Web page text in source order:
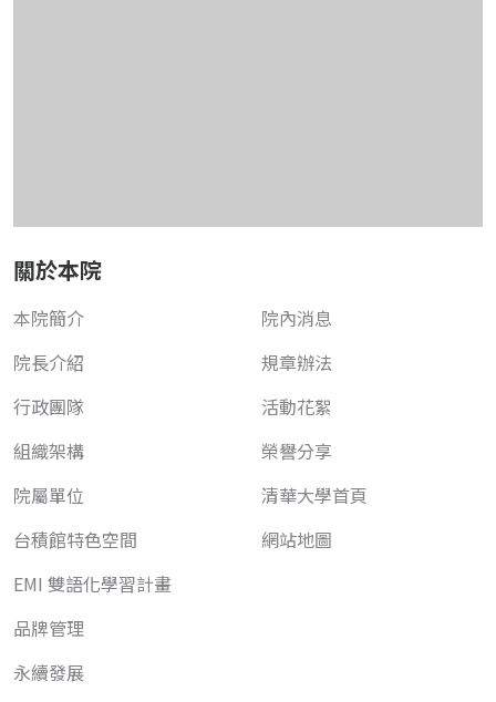
關於本院
本院簡介
院長介紹
行政團隊
組織架構
院屬單位
台積館特色空間
EMI 雙語化學習計畫
品牌管理
永續發展
院內消息
規章辦法
活動花絮
榮譽分享
清華大學首頁
網站地圖